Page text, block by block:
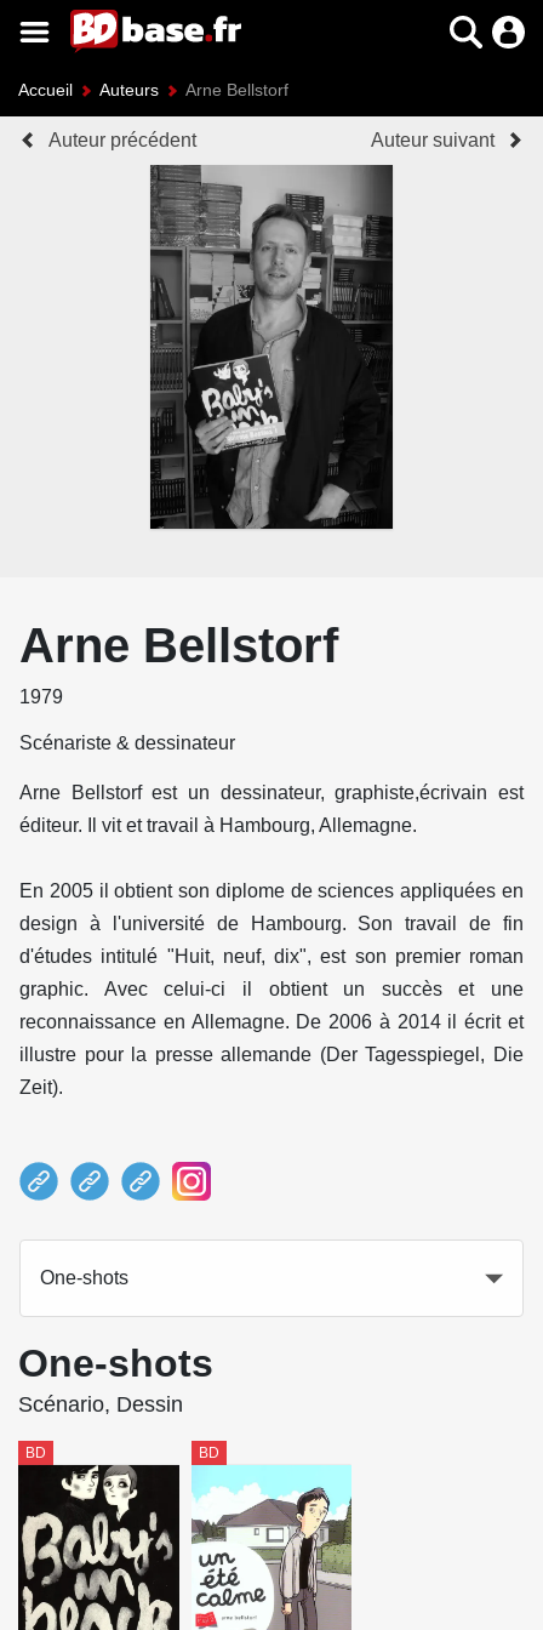
Accueil Auteurs Arne Bellstorf
Auteur précédent Auteur suivant
Arne Bellstorf
1979
Scénariste & dessinateur
Arne Bellstorf est un dessinateur, graphiste,écrivain est
éditeur. Il vit et travail à Hambourg, Allemagne.
En 2005 il obtient son diplome de sciences appliquées en
design à l'université de Hambourg. Son travail de fin
d'études intitulé "Huit, neuf, dix", est son premier roman
graphic. Avec celui-ci il obtient un succès et une
reconnaissance en Allemagne. De 2006 à 2014 il écrit et
illustre pour la presse allemande (Der Tagesspiegel, Die
Zeit).
One-shots
One-shots
Scénario, Dessin
BD BD